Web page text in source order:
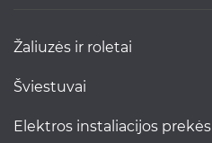
žaliuzės ir roletai
šviestuvai
elektros instaliacijos prekės